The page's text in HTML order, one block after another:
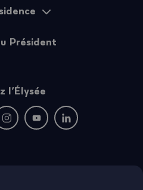
Président
l’Élysée
: rejoignez-nous sur Twitter
fenêtre : rejoignez-nous sur
Nouvelle fenêtre : rejoignez-nous
Nouvelle fenêtre :
Nouvelle fenêtre :